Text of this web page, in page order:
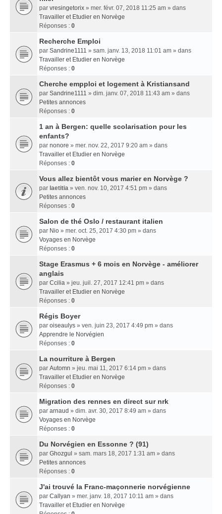
par vresingetorix » mer. févr. 07, 2018 11:25 am » dans
Travailler et Etudier en Norvège
Réponses : 0
Recherche Emploi
par Sandrine1111 » sam. janv. 13, 2018 11:01 am » dans
Travailler et Etudier en Norvège
Réponses : 0
Cherche empploi et logement à Kristiansand
par Sandrine1111 » dim. janv. 07, 2018 11:43 am » dans
Petites annonces
Réponses : 0
1 an à Bergen: quelle scolarisation pour les
enfants?
par nonore » mer. nov. 22, 2017 9:20 am » dans
Travailler et Etudier en Norvège
Réponses : 0
Vous allez bientôt vous marier en Norvège ?
par laetitia » ven. nov. 10, 2017 4:51 pm » dans
Petites annonces
Réponses : 0
Salon de thé Oslo / restaurant italien
par Nio » mer. oct. 25, 2017 4:30 pm » dans
Voyages en Norvège
Réponses : 0
Stage Erasmus + 6 mois en Norvège - améliorer
anglais
par Ccilia » jeu. juil. 27, 2017 12:41 pm » dans
Travailler et Etudier en Norvège
Réponses : 0
Régis Boyer
par oiseaulys » ven. juin 23, 2017 4:49 pm » dans
Apprendre le Norvégien
Réponses : 0
La nourriture à Bergen
par Automn » jeu. mai 11, 2017 6:14 pm » dans
Travailler et Etudier en Norvège
Réponses : 0
Migration des rennes en direct sur nrk
par arnaud » dim. avr. 30, 2017 8:49 am » dans
Voyages en Norvège
Réponses : 0
Du Norvégien en Essonne ? (91)
par Ghozgul » sam. mars 18, 2017 1:31 am » dans
Petites annonces
Réponses : 0
J'ai trouvé la Franc-maçonnerie norvégienne
par Callyan » mer. janv. 18, 2017 10:11 am » dans
Travailler et Etudier en Norvège